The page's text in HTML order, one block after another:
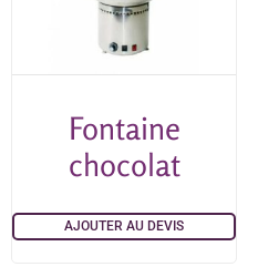
Fontaine
chocolat
AJOUTER AU DEVIS